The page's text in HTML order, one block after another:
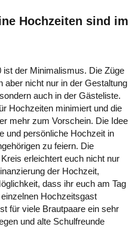
Hochzeiten sind im
ist der Minimalismus. Die Züge
nicht nur in der Gestaltung
auch in der Gästeliste.
Hochzeiten minimiert und die
mehr zum Vorschein. Die Idee
und persönliche Hochzeit in
zu feiern. Die
erleichtert euch nicht nur
der Hochzeit,
dass ihr euch am Tag
Hochzeitsgast
für viele Brautpaare ein sehr
und alte Schulfreunde